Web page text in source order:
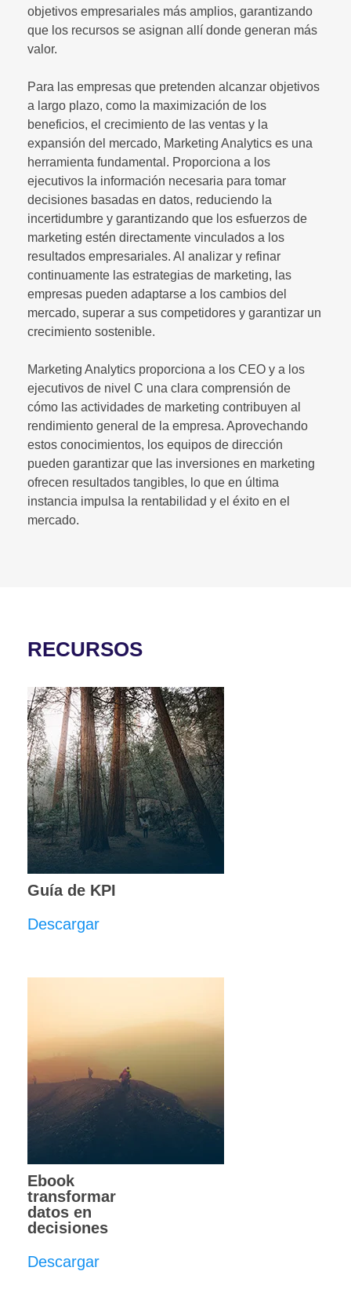
objetivos empresariales más amplios, garantizando
que los recursos se asignan allí donde generan más
valor.
Para las empresas que pretenden alcanzar objetivos
a largo plazo, como la maximización de los
beneficios, el crecimiento de las ventas y la
expansión del mercado, Marketing Analytics es una
herramienta fundamental. Proporciona a los
ejecutivos la información necesaria para tomar
decisiones basadas en datos, reduciendo la
incertidumbre y garantizando que los esfuerzos de
marketing estén directamente vinculados a los
resultados empresariales. Al analizar y refinar
continuamente las estrategias de marketing, las
empresas pueden adaptarse a los cambios del
mercado, superar a sus competidores y garantizar un
crecimiento sostenible.
Marketing Analytics proporciona a los CEO y a los
ejecutivos de nivel C una clara comprensión de
cómo las actividades de marketing contribuyen al
rendimiento general de la empresa. Aprovechando
estos conocimientos, los equipos de dirección
pueden garantizar que las inversiones en marketing
ofrecen resultados tangibles, lo que en última
instancia impulsa la rentabilidad y el éxito en el
mercado.
RECURSOS
Guía de KPI
Descargar
Ebook
transformar
datos en
decisiones
Descargar